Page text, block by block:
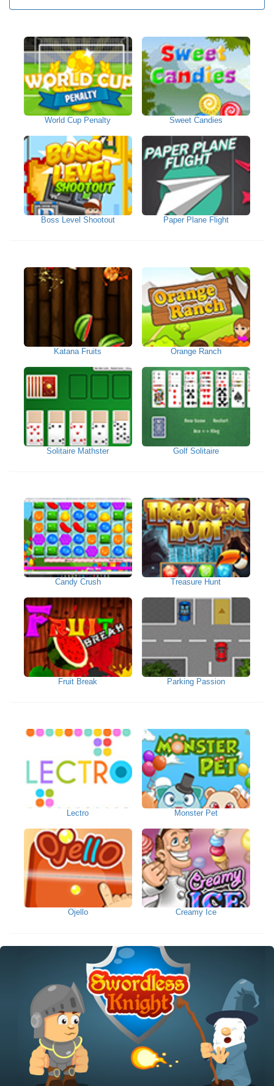
World Cup Penalty Sweet Candies
Boss Level Shootout Paper Plane Flight
Katana Fruits Orange Ranch
Solitaire Mathster Golf Solitaire
Candy Crush Treasure Hunt
Fruit Break Parking Passion
Lectro Monster Pet
Ojello Creamy Ice